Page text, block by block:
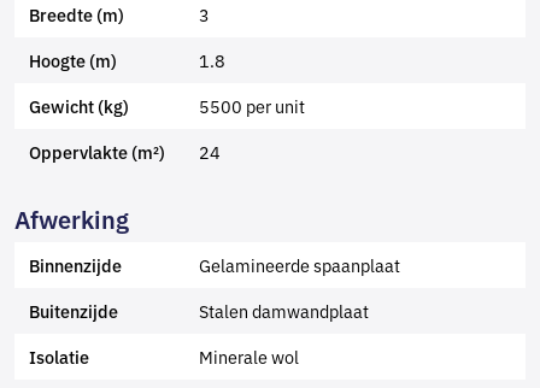
Breedte (m) 3
Hoogte (m) 1.8
Gewicht (kg) 5500 per unit
Oppervlakte (m²) 24
Afwerking
Binnenzijde Gelamineerde spaanplaat
Buitenzijde Stalen damwandplaat
Isolatie Minerale wol